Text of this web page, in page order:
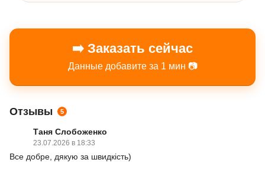
➡️ Заказать сейчас
Данные добавите за 1 мин 📷
Отзывы 5
Таня Слобоженко
23.07.2026 в 18:33
Все добре, дякую за швидкість)